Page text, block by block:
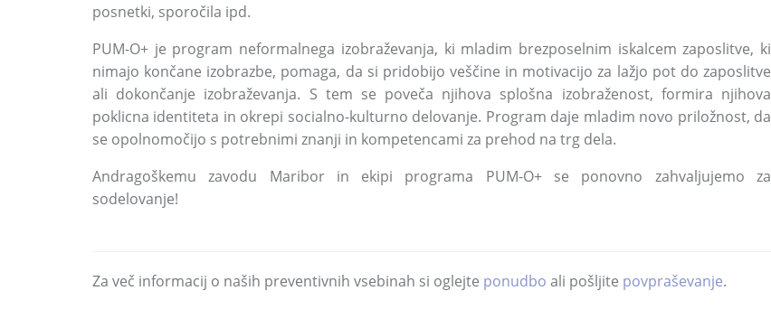
posnetki, sporočila ipd.
PUM-O+ je program neformalnega izobraževanja, ki mladim brezposelnim iskalcem zaposlitve, ki
nimajo končane izobrazbe, pomaga, da si pridobijo veščine in motivacijo za lažjo pot do zaposlitve
ali dokončanje izobraževanja. S tem se poveča njihova splošna izobraženost, formira njihova
poklicna identiteta in okrepi socialno-kulturno delovanje. Program daje mladim novo priložnost, da
se opolnomočijo s potrebnimi znanji in kompetencami za prehod na trg dela.
Andragoškemu zavodu Maribor in ekipi programa PUM-O+ se ponovno zahvaljujemo za
sodelovanje!
Za več informacij o naših preventivnih vsebinah si oglejte ponudbo ali pošljite povpraševanje.